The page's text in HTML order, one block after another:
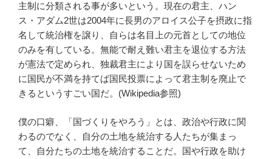
主制に分類される事が多いという。現在の君主、ハン
ス・アダム2世は2004年に長男のアロイス公子を摂政に指
名して統治権を譲り、自らは名目上の元首としての地位
のみを有している。無能で耐え難い君主を退位する方法
が憲法で定められ、独裁君主により国を誤らせないため
に国民が不満を持てば国民投票によって君主制を廃止で
きるというすごい国だ。(Wikipedia参照)
僕の口癖、「国づくりをやろう」とは、政治や行政に関
わるのでなく、自分の土地を統治する人たちが集まっ
て、自分たちの土地を統治することだ。国や行政を助け